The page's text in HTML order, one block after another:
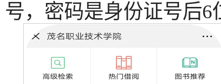
号，密码是身份证号后